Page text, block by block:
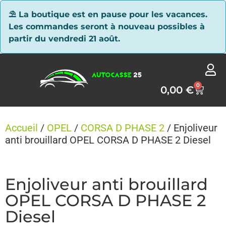
⛱ La boutique est en pause pour les vacances.
Les commandes seront à nouveau possibles à
partir du vendredi 21 août.
0,00€ 0
Accueil / OPEL / CORSA D PHASE 2 / Enjoliveur
anti brouillard OPEL CORSA D PHASE 2 Diesel
Enjoliveur anti brouillard
OPEL CORSA D PHASE 2
Diesel
Panneau de gestion des cookies